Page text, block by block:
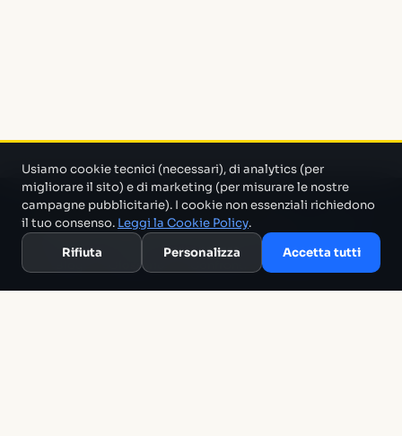
Un progetto di Marco Monty Montemagno
che cerca in mezzo al casino e ti porta solo quello che serve.
Glossario
Usiamo cookie tecnici (necessari), di analytics (per
migliorare il sito) e di marketing (per misurare le nostre
campagne pubblicitarie). I cookie non essenziali richiedono
il tuo consenso. Leggi la Cookie Policy.
Rifiuta
Personalizza Accetta tutti